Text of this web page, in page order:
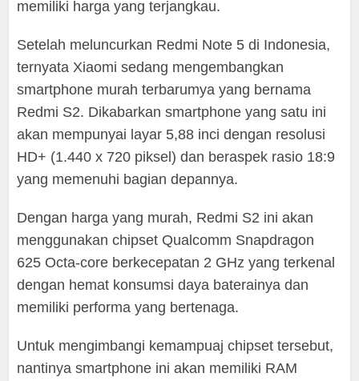
memiliki harga yang terjangkau.
Setelah meluncurkan Redmi Note 5 di Indonesia,
ternyata Xiaomi sedang mengembangkan
smartphone murah terbarumya yang bernama
Redmi S2. Dikabarkan smartphone yang satu ini
akan mempunyai layar 5,88 inci dengan resolusi
HD+ (1.440 x 720 piksel) dan beraspek rasio 18:9
yang memenuhi bagian depannya.
Dengan harga yang murah, Redmi S2 ini akan
menggunakan chipset Qualcomm Snapdragon
625 Octa-core berkecepatan 2 GHz yang terkenal
dengan hemat konsumsi daya baterainya dan
memiliki performa yang bertenaga.
Untuk mengimbangi kemampuaj chipset tersebut,
nantinya smartphone ini akan memiliki RAM